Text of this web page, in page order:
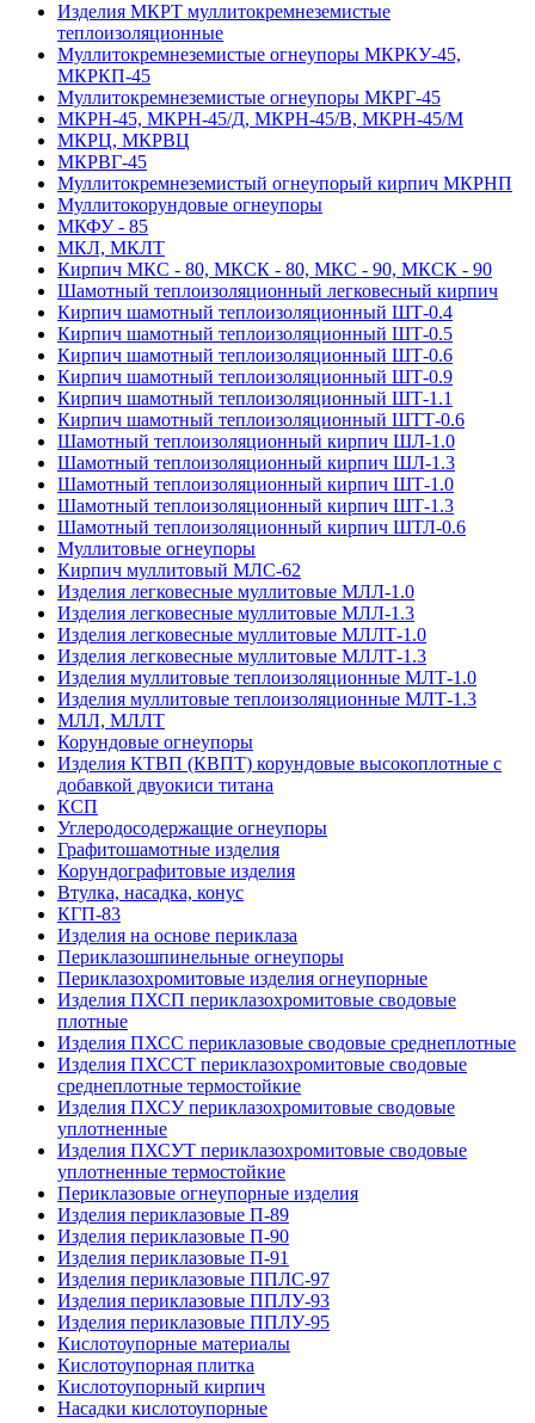
Изделия МКРТ муллитокремнеземистые
теплоизоляционные
Муллитокремнеземистые огнеупоры МКРКУ-45,
МКРКП-45
Муллитокремнеземистые огнеупоры МКРГ-45
МКРН-45, МКРН-45/Д, МКРН-45/В, МКРН-45/М
МКРЦ, МКРВЦ
МКРВГ-45
Муллитокремнеземистый огнеупорый кирпич МКРНП
Муллито­корундовые огнеупоры
МКФУ - 85
МКЛ, МКЛТ
Кирпич МКС - 80, МКСК - 80, МКС - 90, МКСК - 90
Шамотный тепло­изоляционный легковесный кирпич
Кирпич шамотный теплоизоляционный ШТ-0.4
Кирпич шамотный теплоизоляционный ШТ-0.5
Кирпич шамотный теплоизоляционный ШТ-0.6
Кирпич шамотный теплоизоляционный ШТ-0.9
Кирпич шамотный теплоизоляционный ШТ-1.1
Кирпич шамотный теплоизоляционный ШТТ-0.6
Шамотный теплоизоляционный кирпич ШЛ-1.0
Шамотный теплоизоляционный кирпич ШЛ-1.3
Шамотный теплоизоляционный кирпич ШТ-1.0
Шамотный теплоизоляционный кирпич ШТ-1.3
Шамотный теплоизоляционный кирпич ШТЛ-0.6
Муллитовые огнеупоры
Кирпич муллитовый МЛС-62
Изделия легковесные муллитовые МЛЛ-1.0
Изделия легковесные муллитовые МЛЛ-1.3
Изделия легковесные муллитовые МЛЛТ-1.0
Изделия легковесные муллитовые МЛЛТ-1.3
Изделия муллитовые теплоизоляционные МЛТ-1.0
Изделия муллитовые теплоизоляционные МЛТ-1.3
МЛЛ, МЛЛТ
Корундовые огнеупоры
Изделия КТВП (КВПТ) корундовые высокоплотные с
добавкой двуокиси титана
КСП
Углеродо­содержащие огнеупоры
Графитошамотные изделия
Корундографитовые изделия
Втулка, насадка, конус
КГП-83
Изделия на основе периклаза
Периклазошпинельные огнеупоры
Периклазохромитовые изделия огнеупорные
Изделия ПХСП периклазохромитовые сводовые
плотные
Изделия ПХСС периклазовые сводовые среднеплотные
Изделия ПХССТ периклазохромитовые сводовые
среднеплотные термостойкие
Изделия ПХСУ периклазохромитовые сводовые
уплотненные
Изделия ПХСУТ периклазохромитовые сводовые
уплотненные термостойкие
Периклазовые огнеупорные изделия
Изделия периклазовые П-89
Изделия периклазовые П-90
Изделия периклазовые П-91
Изделия периклазовые ППЛС-97
Изделия периклазовые ППЛУ-93
Изделия периклазовые ППЛУ-95
Кислотоупорные материалы
Кислотоупорная плитка
Кислотоупорный кирпич
Насадки кислотоупорные